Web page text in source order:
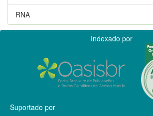
RNA
Indexado por
Suportado por